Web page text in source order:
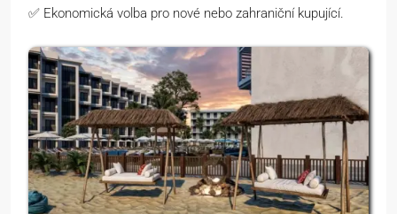
✅ Ekonomická volba pro nové nebo zahraniční kupující.